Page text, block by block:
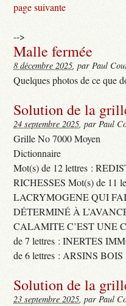
page suivante
-->
Malle fermée
8 décembre 2025, par Paul
Quelques photos de ce que
Solution de la
24 septembre 2025, par Paul
Grille No 7000 Moyen
Dictionnaire
Mot(s) de 12 lettres :
RICHESSES Mot(s) de 11
LACRYMOGENE QUI
DÉTERMINÉ À
CALAMITE C’EST UNE
de 7 lettres : INERTES
de 6 lettres : ARSINS
Solution de la
23 septembre 2025, par Paul